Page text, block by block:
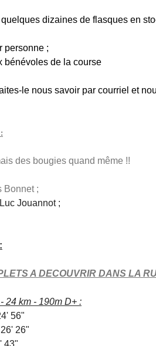
dizaines de flasques en
personne ;
bénévoles de la course
le nous savoir par courriel et
des bougies quand même !!
Bonnet ;
Jouannot ;
A DECOUVRIR DANS LA
24 km - 190m D+ :
56"
26"
43"